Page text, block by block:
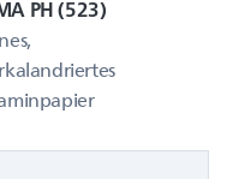
PH (523)